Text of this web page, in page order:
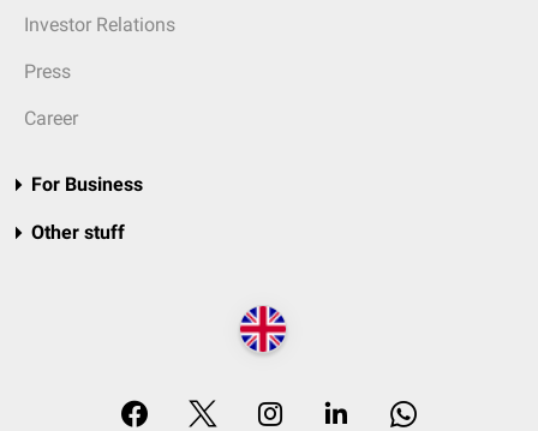
Investor Relations
Press
Career
For Business
Other stuff